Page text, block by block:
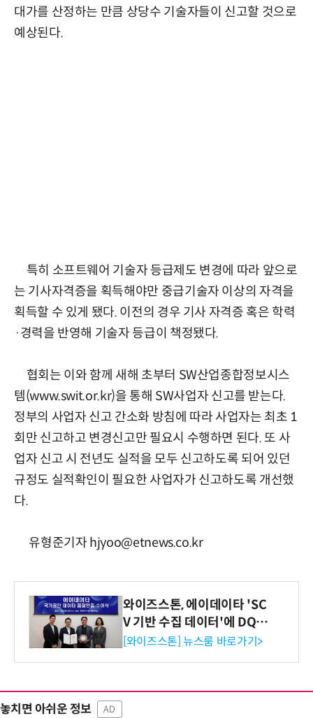
대가를 산정하는 만큼 상당수 기술자들이 신고할 것으로
예상된다.
특히 소프트웨어 기술자 등급제도 변경에 따라 앞으로
는 기사자격증을 획득해야만 중급기술자 이상의 자격을
획득할 수 있게 됐다. 이전의 경우 기사 자격증 혹은 학력
·경력을 반영해 기술자 등급이 책정됐다.
협회는 이와 함께 새해 초부터 SW산업종합정보시스
템(www.swit.or.kr)을 통해 SW사업자 신고를 받는다.
정부의 사업자 신고 간소화 방침에 따라 사업자는 최초 1
회만 신고하고 변경신고만 필요시 수행하면 된다. 또 사
업자 신고 시 전년도 실적을 모두 신고하도록 되어 있던
규정도 실적확인이 필요한 사업자가 신고하도록 개선했
다.
유형준기자 hjyoo@etnews.co.kr
와이즈스톤, 에이데이타 'SC
V 기반 수집 데이터'에 DQ인
증 최고 등급 수여
[와이즈스톤] 뉴스룸 바로가기>
놓치면 아쉬운 정보 AD